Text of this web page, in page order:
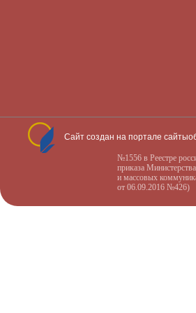
Сайт создан на портале
№1556 в Реестре
приказа
и массовых
от 06.09.2016 №426)